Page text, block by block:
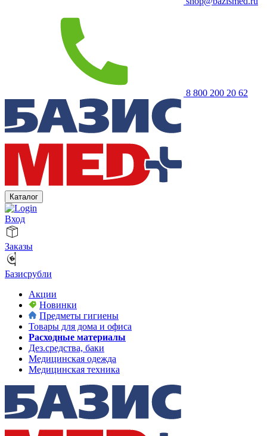
8 800 200 20 62
Каталог
Вход
Заказы
Базисрубли
Акции
Новинки
Предметы гигиены
Товары для дома и офиса
Расходные материалы
Дез.средства, баки
Медицинская одежда
Медицинская техника